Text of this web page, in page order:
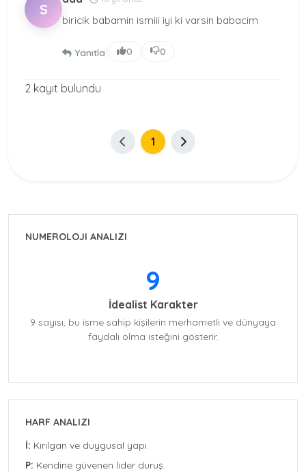
S
biricik babamin ismiii iyi ki varsin babacim
Yanıtla 0 0
2 kayıt bulundu
1
NUMEROLOJI ANALIZI
9
İdealist Karakter
9 sayısı, bu isme sahip kişilerin merhametli ve dünyaya
faydalı olma isteğini gösterir.
HARF ANALIZI
İ: Kırılgan ve duygusal yapı.
P: Kendine güvenen lider duruş.